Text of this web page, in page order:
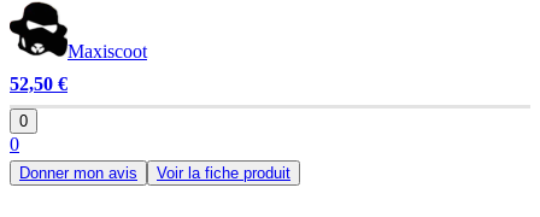
Maxiscoot
52,50 €
0
0
Donner mon avis Voir la fiche produit